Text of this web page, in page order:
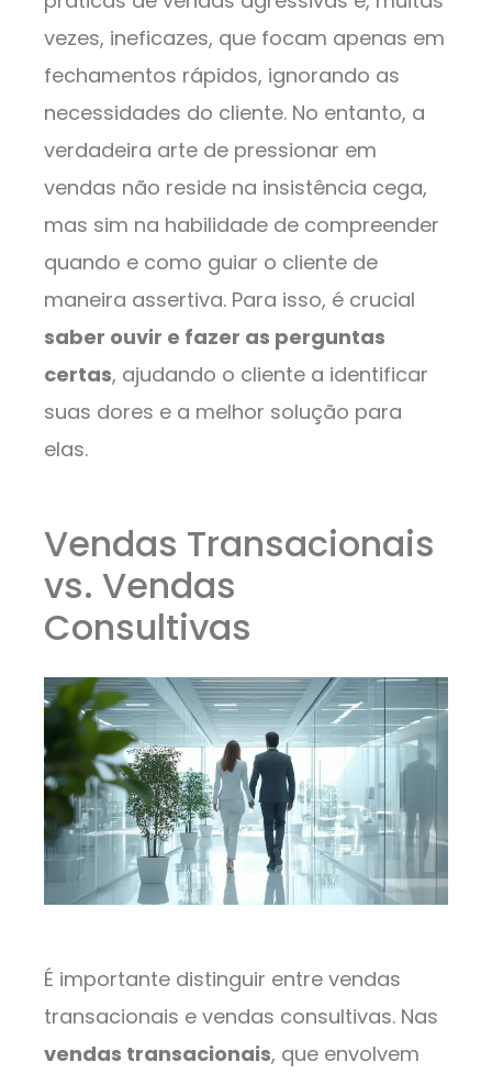
vezes, ineficazes, que focam apenas em
fechamentos rápidos, ignorando as
necessidades do cliente. No entanto, a
verdadeira arte de pressionar em
vendas não reside na insistência cega,
mas sim na habilidade de compreender
quando e como guiar o cliente de
maneira assertiva. Para isso, é crucial
saber ouvir e fazer as perguntas
certas, ajudando o cliente a identificar
suas dores e a melhor solução para
elas.
Vendas Transacionais
vs. Vendas
Consultivas
É importante distinguir entre vendas
transacionais e vendas consultivas. Nas
vendas transacionais, que envolvem